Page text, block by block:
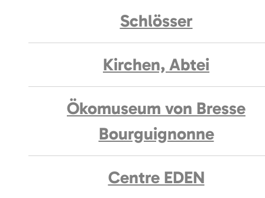
Schlösser
Kirchen, Abtei
Ökomuseum von Bresse
Bourguignonne
Centre EDEN